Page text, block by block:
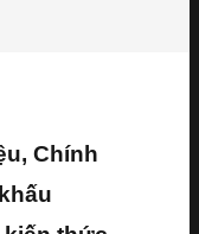
Chính